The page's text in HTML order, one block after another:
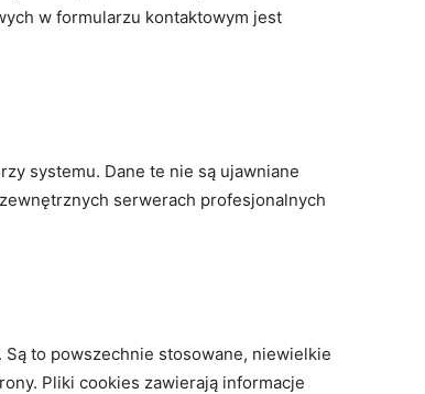
w formularzu kontaktowym jest
systemu. Dane te nie są ujawniane
serwerach profesjonalnych
to powszechnie stosowane, niewielkie
Pliki cookies zawierają informacje